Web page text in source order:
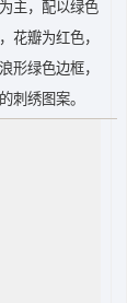
主，配以绿色
花瓣为红色，
形绿色边框，
刺绣图案。